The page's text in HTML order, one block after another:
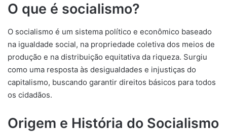
O que é socialismo?
O socialismo é um sistema político e econômico baseado
na igualdade social, na propriedade coletiva dos meios de
produção e na distribuição equitativa da riqueza. Surgiu
como uma resposta às desigualdades e injustiças do
capitalismo, buscando garantir direitos básicos para todos
os cidadãos.
Origem e História do Socialismo